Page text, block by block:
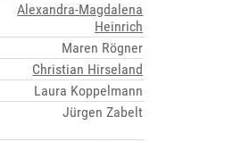
Alexandra-Magdalena
Heinrich
Maren Rögner
Christian Hirseland
Laura Koppelmann
Jürgen Zabelt